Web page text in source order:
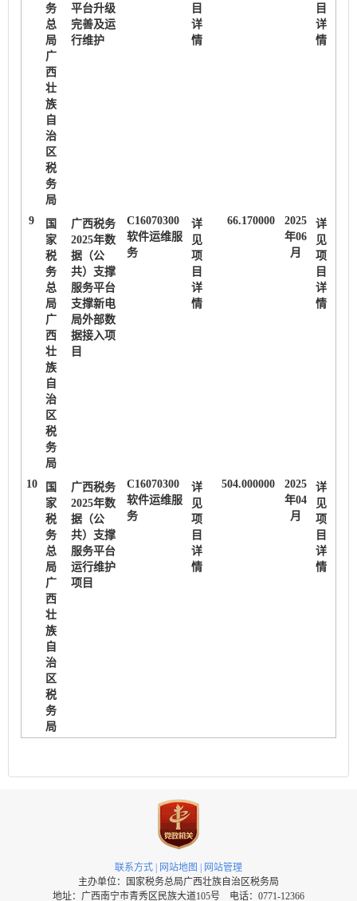
务
总
局
广
西
壮
族
自
治
区
税
务
局
平台升级
完善及运
行维护
目
详
情
目
详
情
9
国
家
税
务
总
局
广
西
壮
族
自
治
区
税
务
局
广西税务
2025年数
据（公
共）支撑
服务平台
支撑新电
局外部数
据接入项
目
C16070300
软件运维服
务
详
见
项
目
详
情
66.170000
2025
年06
月
详
见
项
目
详
情
10
国
家
税
务
总
局
广
西
壮
族
自
治
区
税
务
局
广西税务
2025年数
据（公
共）支撑
服务平台
运行维护
项目
C16070300
软件运维服
务
详
见
项
目
详
情
504.000000
2025
年04
月
详
见
项
目
详
情
联系方式 | 网站地图 | 网站管理
主办单位：国家税务总局广西壮族自治区税务局
地址：广西南宁市青秀区民族大道105号 电话：0771-12366